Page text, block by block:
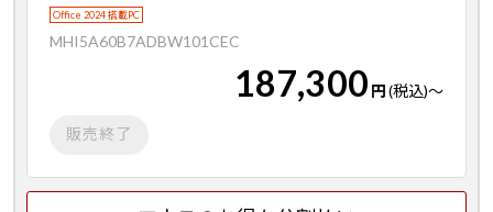
Office 2024 搭載PC
MHI5A60B7ADBW101CEC
187,300 円(税込)～
販売終了